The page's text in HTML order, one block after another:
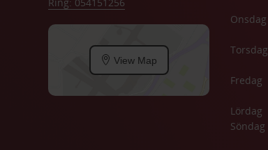
View Map
Onsdag
Torsdag
Fredag
Lördag
Söndag